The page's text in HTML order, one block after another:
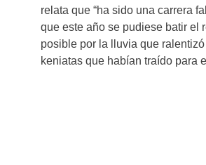
relata que “ha sido una carrera
que este año se pudiese batir el
posible por la lluvia que
keniatas que habían traído para